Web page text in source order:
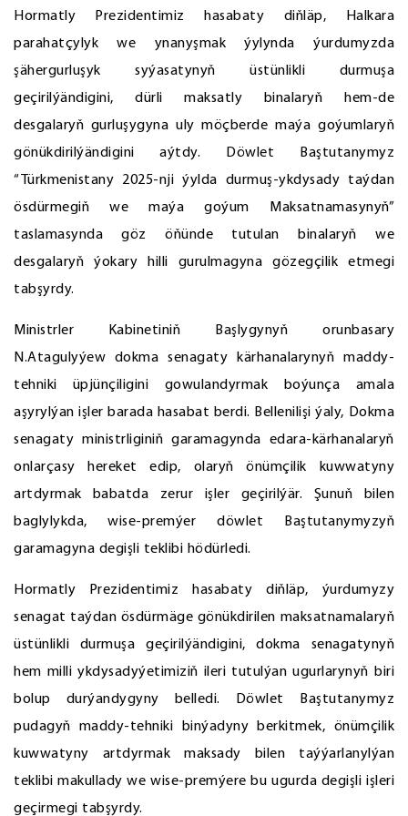
Hormatly Prezidentimiz hasabaty diňläp, Halkara
parahatçylyk we ynanyşmak ýylynda ýurdumyzda
şähergurluşyk syýasatynyň üstünlikli durmuşa
geçirilýändigini, dürli maksatly binalaryň hem-de
desgalaryň gurluşygyna uly möçberde maýa goýumlaryň
gönükdirilýändigini aýtdy. Döwlet Baştutanymyz
“Türkmenistany 2025-nji ýylda durmuş-ykdysady taýdan
ösdürmegiň we maýa goýum Maksatnamasynyň”
taslamasynda göz öňünde tutulan binalaryň we
desgalaryň ýokary hilli gurulmagyna gözegçilik etmegi
tabşyrdy.
Ministrler Kabinetiniň Başlygynyň orunbasary
N.Atagulyýew dokma senagaty kärhanalarynyň maddy-
tehniki üpjünçiligini gowulandyrmak boýunça amala
aşyrylýan işler barada hasabat berdi. Bellenilişi ýaly, Dokma
senagaty ministrliginiň garamagynda edara-kärhanalaryň
onlarçasy hereket edip, olaryň önümçilik kuwwatyny
artdyrmak babatda zerur işler geçirilýär. Şunuň bilen
baglylykda, wise-premýer döwlet Baştutanymyzyň
garamagyna degişli teklibi hödürledi.
Hormatly Prezidentimiz hasabaty diňläp, ýurdumyzy
senagat taýdan ösdürmäge gönükdirilen maksatnamalaryň
üstünlikli durmuşa geçirilýändigini, dokma senagatynyň
hem milli ykdysadyýetimiziň ileri tutulýan ugurlarynyň biri
bolup durýandygyny belledi. Döwlet Baştutanymyz
pudagyň maddy-tehniki binýadyny berkitmek, önümçilik
kuwwatyny artdyrmak maksady bilen taýýarlanylýan
teklibi makullady we wise-premýere bu ugurda degişli işleri
geçirmegi tabşyrdy.